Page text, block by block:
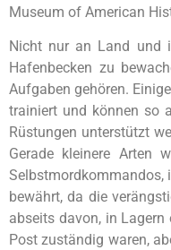
Museum of American
Nicht nur an Land und
Hafenbecken zu
Aufgaben gehören.
trainiert und können so
Rüstungen unterstützt
Gerade kleinere Arten
Selbstmordkommandos,
bewährt, da die
abseits davon, in
Post zuständig waren,